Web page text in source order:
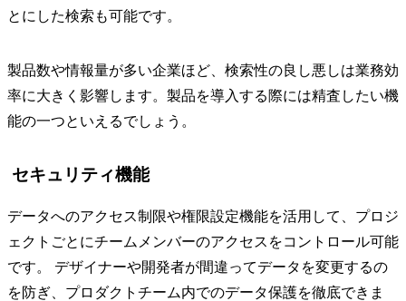
とにした検索も可能です。
製品数や情報量が多い企業ほど、検索性の良し悪しは業務効
率に大きく影響します。製品を導入する際には精査したい機
能の一つといえるでしょう。
セキュリティ機能
データへのアクセス制限や権限設定機能を活用して、プロジ
ェクトごとにチームメンバーのアクセスをコントロール可能
です。 デザイナーや開発者が間違ってデータを変更するの
を防ぎ、プロダクトチーム内でのデータ保護を徹底できま